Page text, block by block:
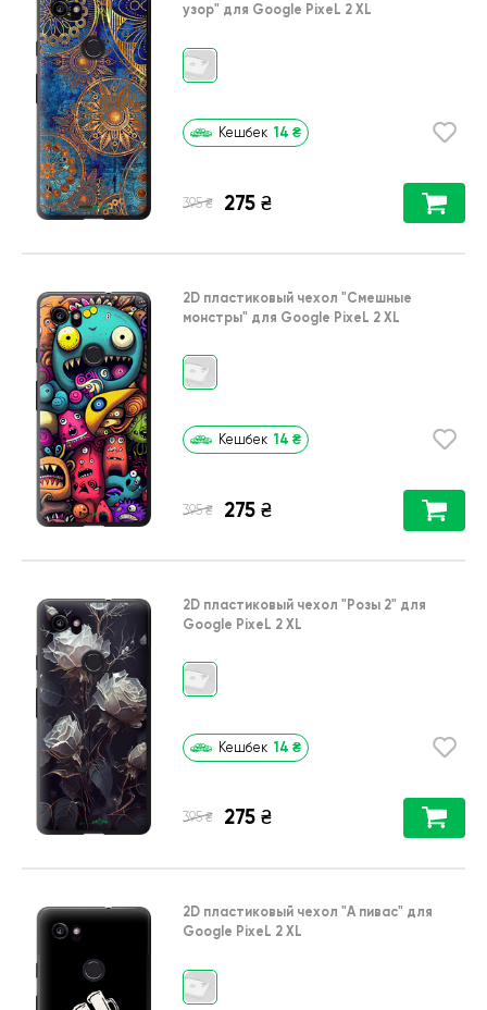
узор" для Google PixeL 2 XL
Кешбек 14 ₴
395 ₴ 275 ₴
2D пластиковый чехол "Cмешные
монстры" для Google PixeL 2 XL
Кешбек 14 ₴
395 ₴ 275 ₴
2D пластиковый чехол "Розы 2" для
Google PixeL 2 XL
Кешбек 14 ₴
395 ₴ 275 ₴
2D пластиковый чехол "А пивас" для
Google PixeL 2 XL